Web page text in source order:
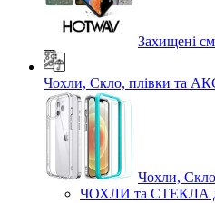
Захищені
Чохли, Скло, плівки та
Чохли,
ЧОХЛИ та СТЕКЛА